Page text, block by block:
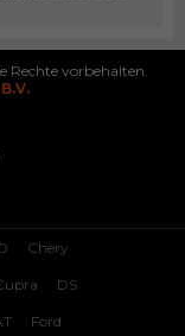
vorbehalten.
Chery
DS
Ford